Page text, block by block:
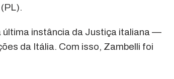
instância da Justiça italiana —
da Itália. Com isso, Zambelli foi